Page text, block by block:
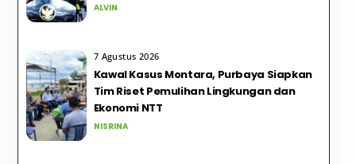
ALVIN
7 Agustus 2026
Kawal Kasus Montara, Purbaya Siapkan
Tim Riset Pemulihan Lingkungan dan
Ekonomi NTT
NISRINA